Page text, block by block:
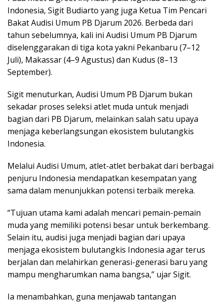
Indonesia, Sigit Budiarto yang juga Ketua Tim Pencari
Bakat Audisi Umum PB Djarum 2026. Berbeda dari
tahun sebelumnya, kali ini Audisi Umum PB Djarum
diselenggarakan di tiga kota yakni Pekanbaru (7–12
Juli), Makassar (4–9 Agustus) dan Kudus (8–13
September).
Sigit menuturkan, Audisi Umum PB Djarum bukan
sekadar proses seleksi atlet muda untuk menjadi
bagian dari PB Djarum, melainkan salah satu upaya
menjaga keberlangsungan ekosistem bulutangkis
Indonesia.
Melalui Audisi Umum, atlet-atlet berbakat dari berbagai
penjuru Indonesia mendapatkan kesempatan yang
sama dalam menunjukkan potensi terbaik mereka.
“Tujuan utama kami adalah mencari pemain-pemain
muda yang memiliki potensi besar untuk berkembang.
Selain itu, audisi juga menjadi bagian dari upaya
menjaga ekosistem bulutangkis Indonesia agar terus
berjalan dan melahirkan generasi-generasi baru yang
mampu mengharumkan nama bangsa,” ujar Sigit.
Ia menambahkan, guna menjawab tantangan